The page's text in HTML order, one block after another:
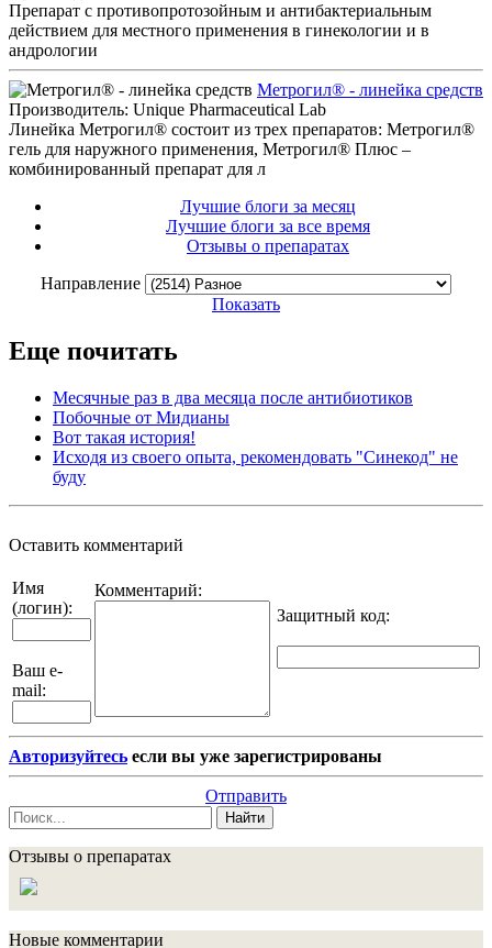
Препарат с противопротозойным и антибактериальным
действием для местного применения в гинекологии и в
андрологии
Метрогил® - линейка средств
Производитель: Unique Pharmaceutical Lab
Линейка Метрогил® состоит из трех препаратов: Метрогил®
гель для наружного применения, Метрогил® Плюс –
комбинированный препарат для л
Лучшие блоги за месяц
Лучшие блоги за все время
Отзывы о препаратах
Направление
Показать
Еще почитать
Месячные раз в два месяца после антибиотиков
Побочные от Мидианы
Вот такая история!
Исходя из своего опыта, рекомендовать "Синекод" не
буду
Оставить комментарий
Имя
(логин):
Ваш e-
mail:
Комментарий:
Защитный код:
Авторизуйтесь если вы уже зарегистрированы
Отправить
Найти
Отзывы о препаратах
Новые комментарии